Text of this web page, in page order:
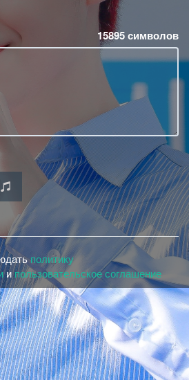
15895символов
политику
ипользовательское соглашение